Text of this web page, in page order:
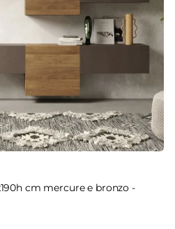
cm mercure e bronzo -